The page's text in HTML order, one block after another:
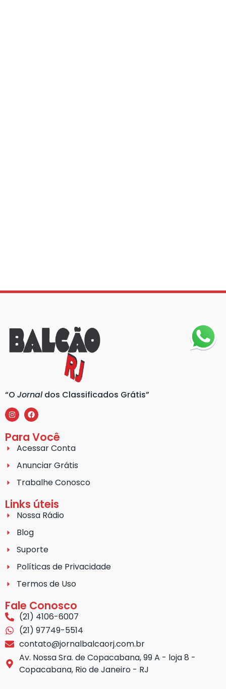
“O Jornaldos Classificados Grátis”
Para Você
Acessar Conta
Anunciar Grátis
Trabalhe Conosco
Links úteis
Nossa Rádio
Blog
Suporte
Políticas de Privacidade
Termos de Uso
Fale Conosco
(21) 4106-6007
(21) 97749-5514
contato@jornalbalcaorj.com.br
Av. Nossa Sra. de Copacabana, 99 A - loja 8 -
Copacabana, Rio de Janeiro - RJ